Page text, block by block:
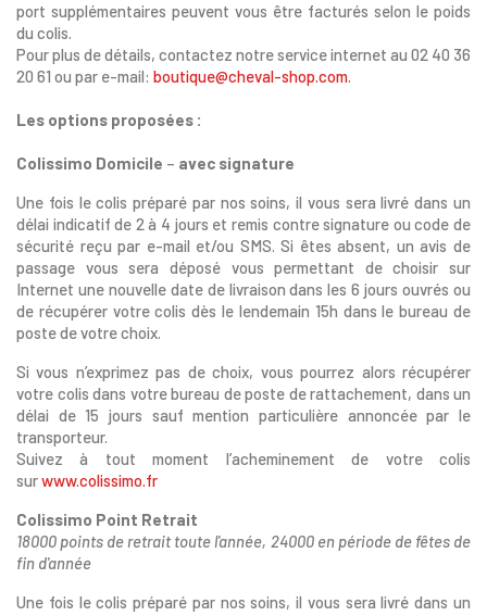
port supplémentaires peuvent vous être facturés selon le poids
du colis.
Pour plus de détails, contactez notre service internet au 02 40 36
20 61 ou par e-mail: boutique@cheval-shop.com.
Les options proposées :
Colissimo Domicile – avec signature
Une fois le colis préparé par nos soins, il vous sera livré dans un
délai indicatif de 2 à 4 jours et remis contre signature ou code de
sécurité reçu par e-mail et/ou SMS. Si êtes absent, un avis de
passage vous sera déposé vous permettant de choisir sur
Internet une nouvelle date de livraison dans les 6 jours ouvrés ou
de récupérer votre colis dès le lendemain 15h dans le bureau de
poste de votre choix.
Si vous n’exprimez pas de choix, vous pourrez alors récupérer
votre colis dans votre bureau de poste de rattachement, dans un
délai de 15 jours sauf mention particulière annoncée par le
transporteur.
Suivez à tout moment l’acheminement de votre colis
surwww.colissimo.fr
Colissimo Point Retrait
18000 points de retrait toute l'année, 24000 en période de fêtes de
fin d'année
Une fois le colis préparé par nos soins, il vous sera livré dans un